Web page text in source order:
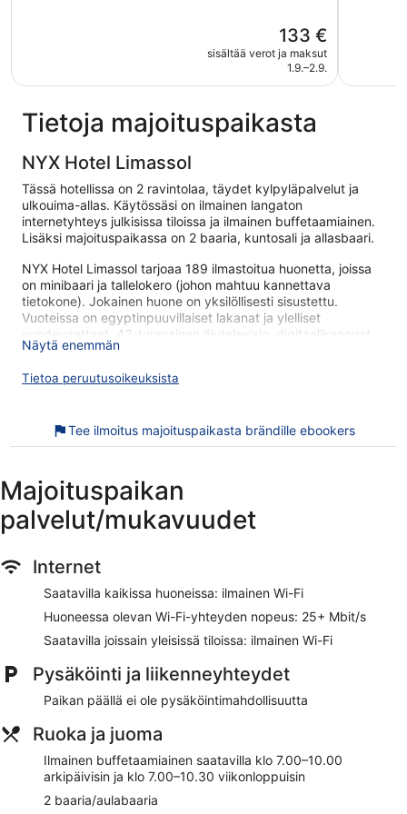
Hinta
on
133 €
133 €
sisältää verot ja maksut
1.9.–2.9.
Tietoja majoituspaikasta
NYX Hotel Limassol
Tässä hotellissa on 2 ravintolaa, täydet kylpyläpalvelut ja
ulkouima-allas. Käytössäsi on ilmainen langaton
internetyhteys julkisissa tiloissa ja ilmainen buffetaamiainen.
Lisäksi majoituspaikassa on 2 baaria, kuntosali ja allasbaari.
NYX Hotel Limassol tarjoaa 189 ilmastoitua huonetta, joissa
on minibaari ja tallelokero (johon mahtuu kannettava
tietokone). Jokainen huone on yksilöllisesti sisustettu.
Vuoteissa on egyptinpuuvillaiset lakanat ja ylelliset
vuodevaatteet. 43-tuumainen älytelevisio, digitaalikanavat.
Kylpyhuoneista löytyy suihku, sadesuihkupää, kylpytakit,
surffata verkossa käyttämällä huonehintaan sisältyvää
huoneissa on espressokoneet ja kahvin-/teenkeitin. Siivous
päivittäin ja allergiatestatut vuodevaatteet on saatavilla
Tässä hotellissa käytössäsi on ulkouima-allas, sauna ja
kuntosali.
urheiluhieronta ja klassinen hieronta. Kylpylästä löytyy sauna
ja höyrysauna. Kylpylässä on tarjolla muun muassa
NYX Hotel Limassol on saanut loistavaa palautetta ilmaisesta
aamiaisestaan. Majoituspaikka sijaitsee vain lyhyen
kävelymatkan päässä kohteesta Rantapromenadi.
Majoituspaikassa on saatavilla ilmainen Wi-Fi yleisissä
tiloissa, 2 ravintolaa ja 2 baaria. Tämän majoituspaikan
Ilmainen buffetaamiainen saatavilla päivittäin
Ilmainen Wi-Fi (nopeus: 25+ Mbit/s)
Majoituspaikan 2 ravintolaa, allasbaari ja 2 baaria
Näytä enemmän
Tietoa peruutusoikeuksista
Tee ilmoitus majoituspaikasta brändille ebookers
Majoituspaikan
palvelut/mukavuudet
Internet
Saatavilla kaikissa huoneissa: ilmainen Wi-Fi
Huoneessa olevan Wi-Fi-yhteyden nopeus: 25+ Mbit/s
Saatavilla joissain yleisissä tiloissa: ilmainen Wi-Fi
Pysäköinti ja liikenneyhteydet
Paikan päällä ei ole pysäköintimahdollisuutta
Ruoka ja juoma
Ilmainen buffetaamiainen saatavilla klo 7.00–10.00
arkipäivisin ja klo 7.00–10.30 viikonloppuisin
2 baaria/aulabaaria